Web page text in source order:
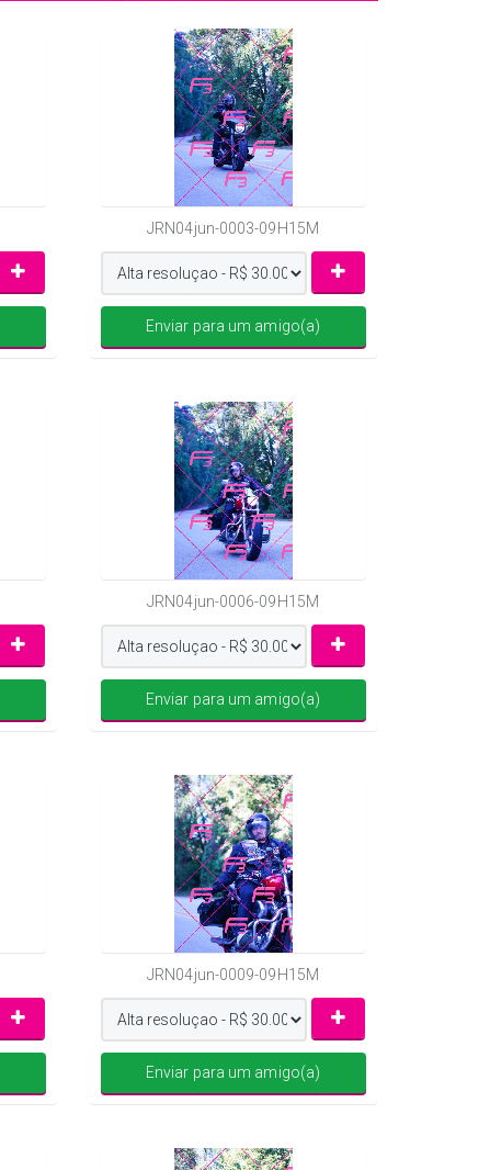
JRN04jun-0003-09H15M
Enviar para um amigo(a)
JRN04jun-0006-09H15M
Enviar para um amigo(a)
JRN04jun-0009-09H15M
Enviar para um amigo(a)